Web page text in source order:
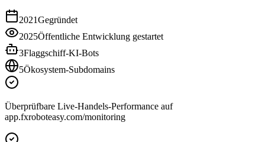
2021Gegründet
2025Öffentliche Entwicklung gestartet
3Flaggschiff-KI-Bots
5Ökosystem-Subdomains
Überprüfbare Live-Handels-Performance auf
app.fxroboteasy.com/monitoring